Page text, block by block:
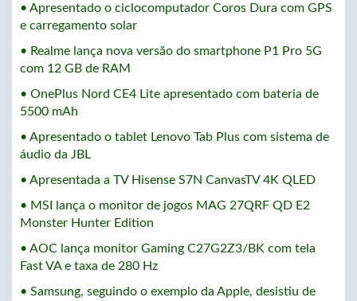
• Apresentado o ciclocomputador Coros Dura com GPS
e carregamento solar
• Realme lança nova versão do smartphone P1 Pro 5G
com 12 GB de RAM
• OnePlus Nord CE4 Lite apresentado com bateria de
5500 mAh
• Apresentado o tablet Lenovo Tab Plus com sistema de
áudio da JBL
• Apresentada a TV Hisense S7N CanvasTV 4K QLED
• MSI lança o monitor de jogos MAG 27QRF QD E2
Monster Hunter Edition
• AOC lança monitor Gaming C27G2Z3/BK com tela
Fast VA e taxa de 280 Hz
• Samsung, seguindo o exemplo da Apple, desistiu de